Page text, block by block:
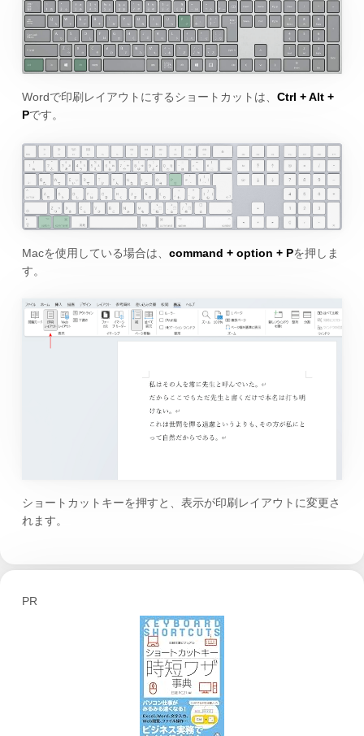
Wordで印刷レイアウトにするショートカットは、 Ctrl + Alt +
Pです。
Macを使用している場合は、 command + option + Pを押しま
す。
ショートカットキーを押すと、表示が印刷レイアウトに変更さ
れます。
PR